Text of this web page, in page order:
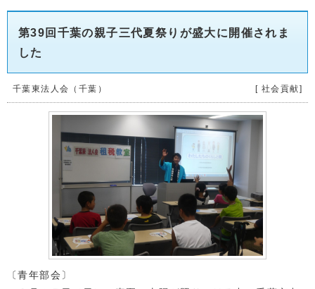
第39回千葉の親子三代夏祭りが盛大に開催されま
した
千葉東法人会（千葉） [ 社会貢献]
〔青年部会〕